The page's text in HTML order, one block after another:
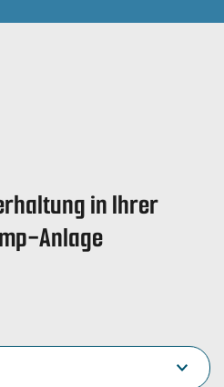
in Ihrer
Anlage